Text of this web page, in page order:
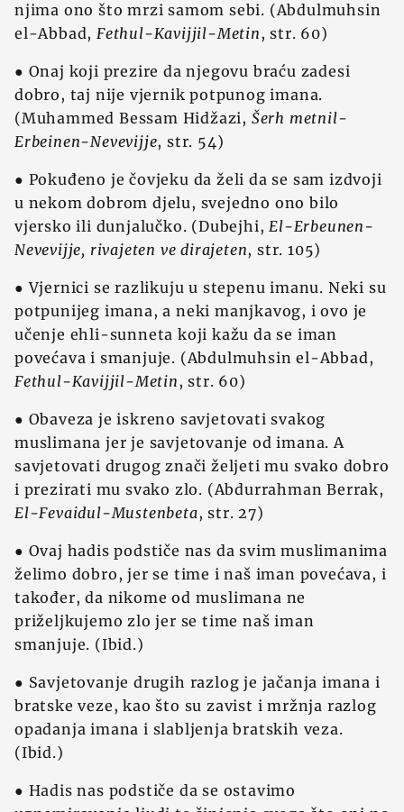
njima ono što mrzi samom sebi. (Abdulmuhsin
el-Abbad,Fethul-Kavijjil-Metin, str. 60)
● Onaj koji prezire da njegovu braću zadesi
dobro, taj nije vjernik potpunog imana.
(Muhammed Bessam Hidžazi, Šerh metnil-
Erbeinen-Nevevijje, str. 54)
● Pokuđeno je čovjeku da želi da se sam izdvoji
u nekom dobrom djelu, svejedno ono bilo
vjersko ili dunjalučko. (Dubejhi,El-Erbeunen-
Nevevijje, rivajeten ve dirajeten, str. 105)
● Vjernici se razlikuju u stepenu imanu. Neki su
potpunijeg imana, a neki manjkavog, i ovo je
učenje ehli-sunneta koji kažu da se iman
povećava i smanjuje. (Abdulmuhsin el-Abbad,
Fethul-Kavijjil-Metin, str. 60)
● Obaveza je iskreno savjetovati svakog
muslimana jer je savjetovanje od imana. A
savjetovati drugog znači željeti mu svako dobro
i prezirati mu svako zlo. (Abdurrahman Berrak,
El-Fevaidul-Mustenbeta, str. 27)
● Ovaj hadis podstiče nas da svim muslimanima
želimo dobro, jer se time i naš iman povećava, i
također, da nikome od muslimana ne
priželjkujemo zlo jer se time naš iman
smanjuje. (Ibid.)
● Savjetovanje drugih razlog je jačanja imana i
bratske veze, kao što su zavist i mržnja razlog
opadanja imana i slabljenja bratskih veza.
(Ibid.)
● Hadis nas podstiče da se ostavimo